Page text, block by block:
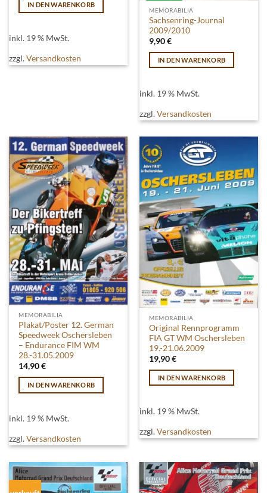
IN DEN WARENKORB
inkl. 19 % MwSt.
zzgl.Versandkosten
MEMORABILIA
Sachsenring-Journal
2009/2010
9,90€
IN DEN WARENKORB
inkl. 19 % MwSt.
zzgl.Versandkosten
MEMORABILIA
Plakat/Poster 12. German
Speedweek Oschersleben
– Endurance FIM WM
28.-31.05.2009
14,90€
IN DEN WARENKORB
inkl. 19 % MwSt.
zzgl.Versandkosten
MEMORABILIA
Original Rennprogramm
FIA GT WM Oschersleben
19.-21.06.2009
19,90€
IN DEN WARENKORB
inkl. 19 % MwSt.
zzgl.Versandkosten